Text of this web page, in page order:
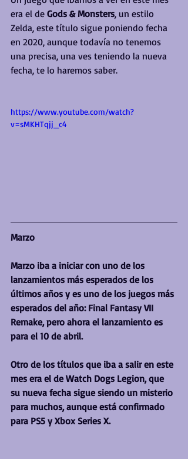
era el de Gods & Monsters, un estilo
Zelda, este título sigue poniendo fecha
en 2020, aunque todavía no tenemos
una precisa, una ves teniendo la nueva
fecha, te lo haremos saber.
https://www.youtube.com/watch?
v=sMKHTqjj_c4
Marzo
Marzo iba a iniciar con uno de los
lanzamientos más esperados de los
últimos años y es uno de los juegos más
esperados del año: Final Fantasy VII
Remake, pero ahora el lanzamiento es
para el 10 de abril.
Otro de los títulos que iba a salir en este
mes era el de Watch Dogs Legion, que
su nueva fecha sigue siendo un misterio
para muchos, aunque está confirmado
para PS5 y Xbox Series X.